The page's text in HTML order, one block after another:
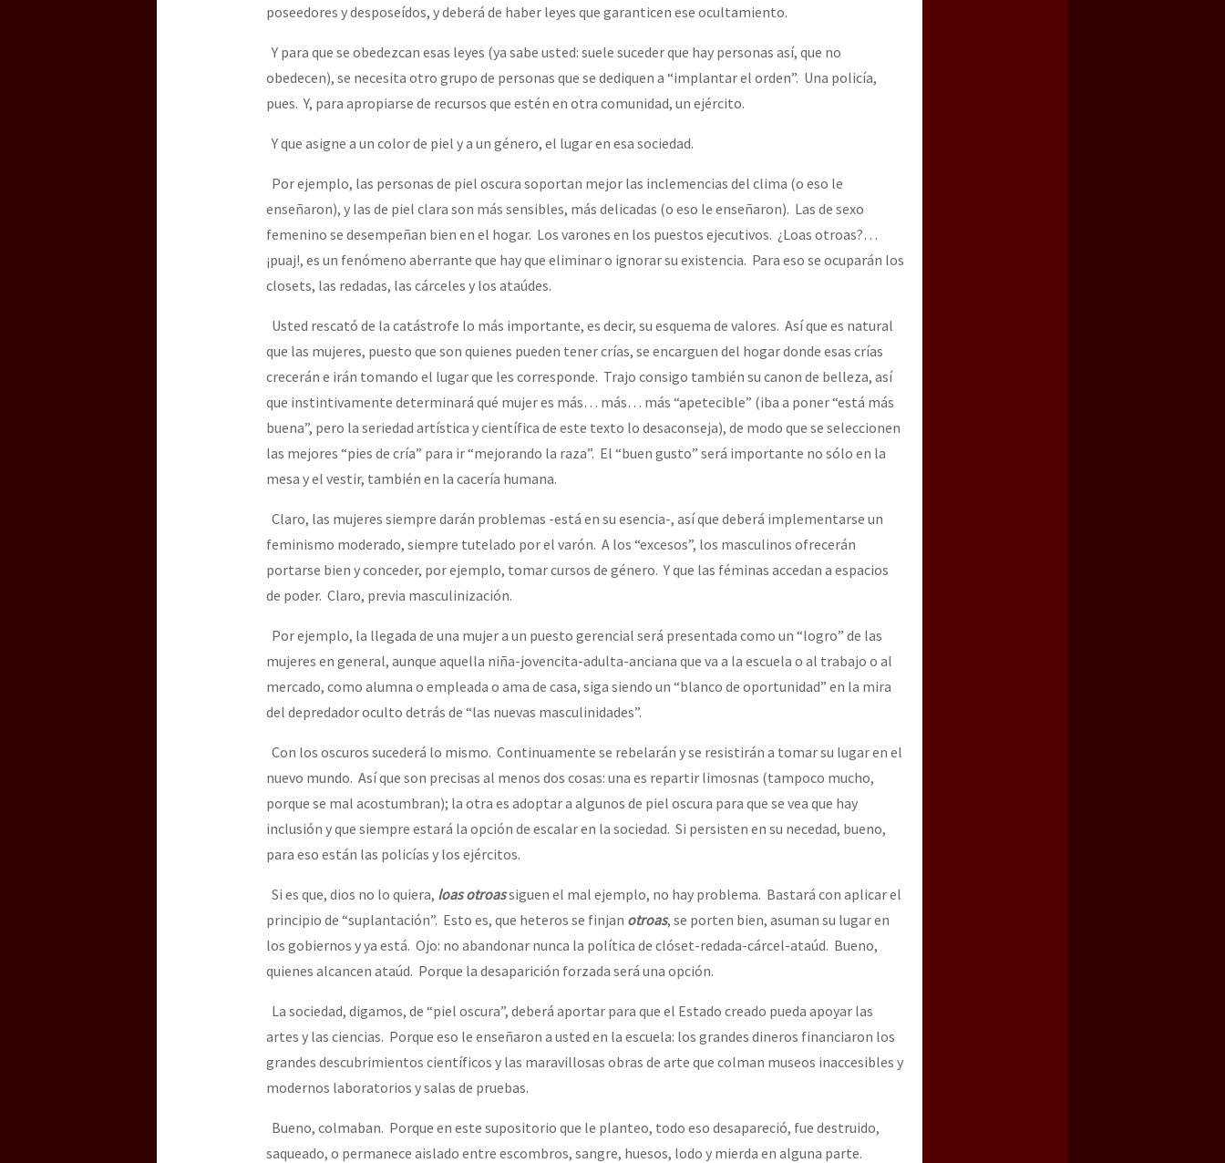
poseedores y desposeídos, y deberá de haber leyes que garanticen ese ocultamiento.
Y para que se obedezcan esas leyes (ya sabe usted: suele suceder que hay personas así, que no
obedecen), se necesita otro grupo de personas que se dediquen a “implantar el orden”. Una policía,
pues. Y, para apropiarse de recursos que estén en otra comunidad, un ejército.
Y que asigne a un color de piel y a un género, el lugar en esa sociedad.
Por ejemplo, las personas de piel oscura soportan mejor las inclemencias del clima (o eso le
enseñaron), y las de piel clara son más sensibles, más delicadas (o eso le enseñaron). Las de sexo
femenino se desempeñan bien en el hogar. Los varones en los puestos ejecutivos. ¿Loas otroas?…
¡puaj!, es un fenómeno aberrante que hay que eliminar o ignorar su existencia. Para eso se ocuparán los
closets, las redadas, las cárceles y los ataúdes.
Usted rescató de la catástrofe lo más importante, es decir, su esquema de valores. Así que es natural
que las mujeres, puesto que son quienes pueden tener crías, se encarguen del hogar donde esas crías
crecerán e irán tomando el lugar que les corresponde. Trajo consigo también su canon de belleza, así
que instintivamente determinará qué mujer es más… más… más “apetecible” (iba a poner “está más
buena”, pero la seriedad artística y científica de este texto lo desaconseja), de modo que se seleccionen
las mejores “pies de cría” para ir “mejorando la raza”. El “buen gusto” será importante no sólo en la
mesa y el vestir, también en la cacería humana.
Claro, las mujeres siempre darán problemas -está en su esencia-, así que deberá implementarse un
feminismo moderado, siempre tutelado por el varón. A los “excesos”, los masculinos ofrecerán
portarse bien y conceder, por ejemplo, tomar cursos de género. Y que las féminas accedan a espacios
de poder. Claro, previa masculinización.
Por ejemplo, la llegada de una mujer a un puesto gerencial será presentada como un “logro” de las
mujeres en general, aunque aquella niña-jovencita-adulta-anciana que va a la escuela o al trabajo o al
mercado, como alumna o empleada o ama de casa, siga siendo un “blanco de oportunidad” en la mira
del depredador oculto detrás de “las nuevas masculinidades”.
Con los oscuros sucederá lo mismo. Continuamente se rebelarán y se resistirán a tomar su lugar en el
nuevo mundo. Así que son precisas al menos dos cosas: una es repartir limosnas (tampoco mucho,
porque se mal acostumbran); la otra es adoptar a algunos de piel oscura para que se vea que hay
inclusión y que siempre estará la opción de escalar en la sociedad. Si persisten en su necedad, bueno,
para eso están las policías y los ejércitos.
Si es que, dios no lo quiera, loas otroassiguen el mal ejemplo, no hay problema. Bastará con aplicar el
principio de “suplantación”. Esto es, que heteros se finjan otroas, se porten bien, asuman su lugar en
los gobiernos y ya está. Ojo: no abandonar nunca la política de clóset-redada-cárcel-ataúd. Bueno,
quienes alcancen ataúd. Porque la desaparición forzada será una opción.
La sociedad, digamos, de “piel oscura”, deberá aportar para que el Estado creado pueda apoyar las
artes y las ciencias. Porque eso le enseñaron a usted en la escuela: los grandes dineros financiaron los
grandes descubrimientos científicos y las maravillosas obras de arte que colman museos inaccesibles y
modernos laboratorios y salas de pruebas.
Bueno, colmaban. Porque en este supositorio que le planteo, todo eso desapareció, fue destruido,
saqueado, o permanece aislado entre escombros, sangre, huesos, lodo y mierda en alguna parte.